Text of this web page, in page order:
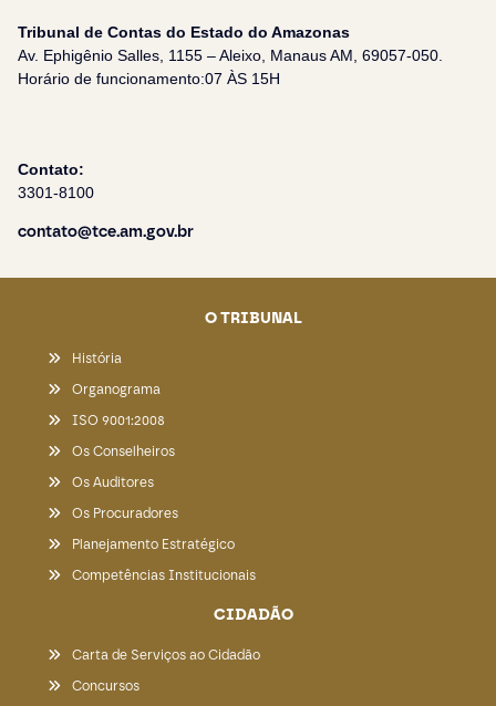
Tribunal de Contas do Estado do Amazonas
Av. Ephigênio Salles, 1155 – Aleixo, Manaus AM, 69057-050.
Horário de funcionamento:07 ÀS 15H
Contato:
3301-8100
contato@tce.am.gov.br
O TRIBUNAL
História
Organograma
ISO 9001:2008
Os Conselheiros
Os Auditores
Os Procuradores
Planejamento Estratégico
Competências Institucionais
CIDADÃO
Carta de Serviços ao Cidadão
Concursos